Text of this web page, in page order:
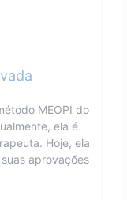
MEOPI do
ela é
Hoje, ela
aprovações